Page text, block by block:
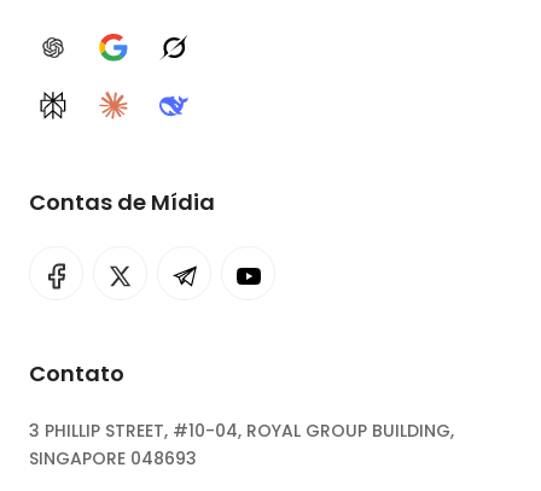
ChatGPTGoogle AIGrok
PerplexityClaudeDeepSeek
Contas de Mídia
Contato
3 PHILLIP STREET, #10-04, ROYAL GROUP BUILDING,
SINGAPORE 048693